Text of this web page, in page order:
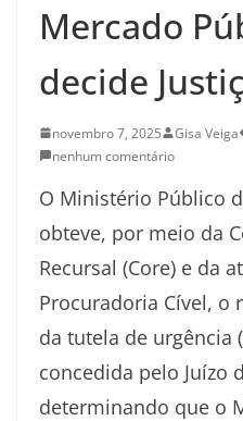
Mercado
decide
novembro 7, 2025 Gisa Veiga
nenhum comentário
O Ministério Público
obteve, por meio da
Recursal (Core) e da
Procuradoria Cível, o
da tutela de urgência
concedida pelo Juízo
determinando que o